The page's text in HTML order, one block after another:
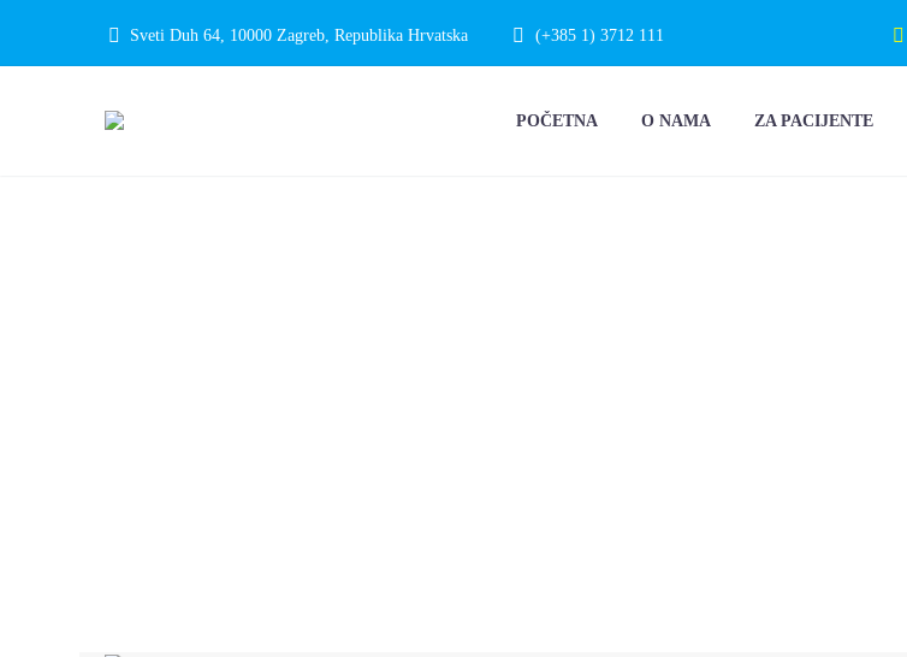
Sveti Duh 64, 10000 Zagreb, Republika Hrvatska (+385 1) 3712 111
POČETNA O NAMA ZA PACIJENTE